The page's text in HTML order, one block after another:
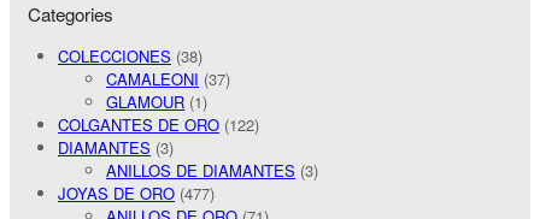
Categories
COLECCIONES (38)
CAMALEONI (37)
GLAMOUR (1)
COLGANTES DE ORO (122)
DIAMANTES (3)
ANILLOS DE DIAMANTES (3)
JOYAS DE ORO (477)